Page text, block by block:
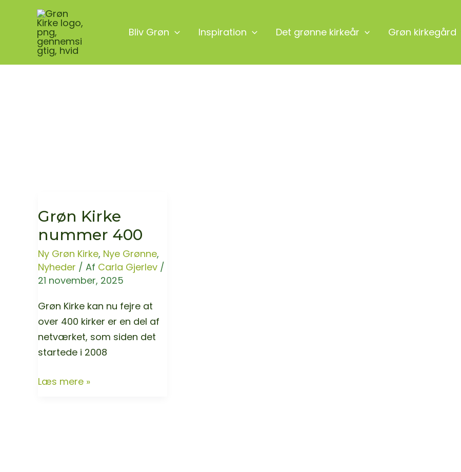
indholdet
Bliv Grøn Inspiration Det grønne kirkeår Grøn kirkegård
Grøn Kirke
nummer 400
Ny Grøn Kirke, Nye Grønne,
Nyheder / Af Carla Gjerlev /
21 november, 2025
Grøn Kirke kan nu fejre at
over 400 kirker er en del af
netværket, som siden det
startede i 2008
Grøn
Læs mere »